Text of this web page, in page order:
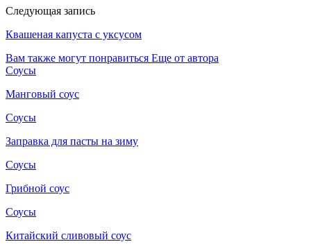
Следующая запись
Квашеная капуста с уксусом
Вам также могут понравиться Еще от автора
Соусы
Манговый соус
Соусы
Заправка для пасты на зиму
Соусы
Грибной соус
Соусы
Китайский сливовый соус